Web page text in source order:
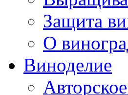
Защита
О
Виноделие